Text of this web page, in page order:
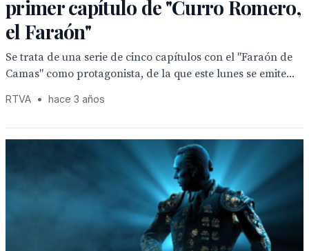
primer capítulo de "Curro Romero,
el Faraón"
Se trata de una serie de cinco capítulos con el "Faraón de
Camas" como protagonista, de la que este lunes se emite...
RTVA • hace 3 años